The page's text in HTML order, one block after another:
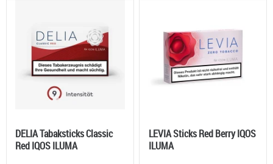
DELIA Tabaksticks Classic
Red IQOS ILUMA
LEVIA Sticks Red Berry IQOS
ILUMA